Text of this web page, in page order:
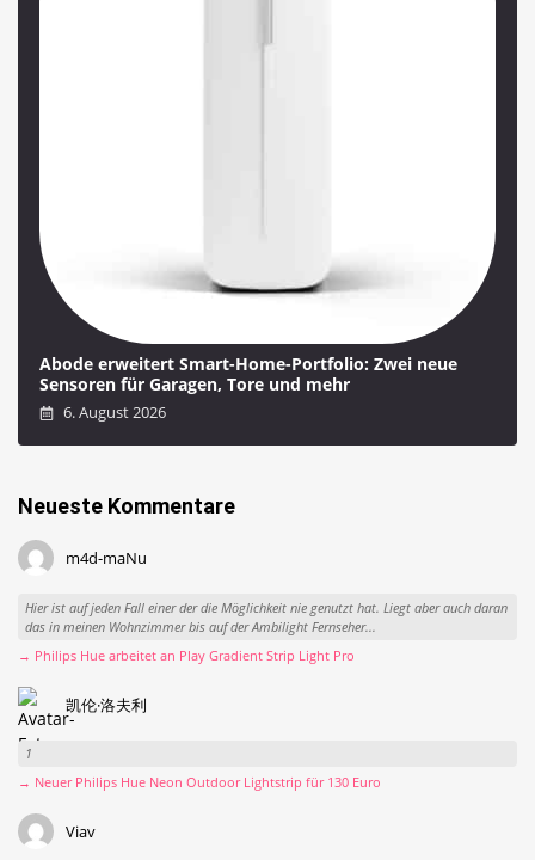
Abode erweitert Smart-Home-Portfolio: Zwei neue
Sensoren für Garagen, Tore und mehr
6. August 2026
Neueste Kommentare
m4d-maNu
Hier ist auf jeden Fall einer der die Möglichkeit nie genutzt hat. Liegt aber auch daran
das in meinen Wohnzimmer bis auf der Ambilight Fernseher...
→ Philips Hue arbeitet an Play Gradient Strip Light Pro
凯伦·洛夫利
1
→ Neuer Philips Hue Neon Outdoor Lightstrip für 130 Euro
Viav